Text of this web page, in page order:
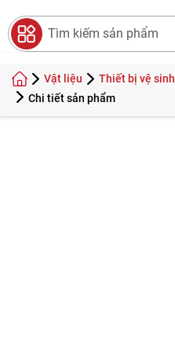
Vật liệu Thiết bị vệ sinh
Chi tiết sản phẩm